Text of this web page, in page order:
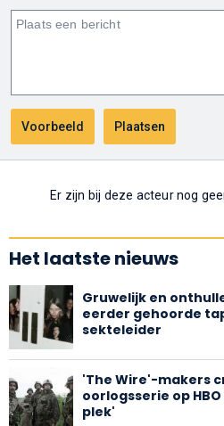
Er zijn bij deze acteur nog
Het laatste nieuws
Gruwelijk en
eerder gehoorde
sekteleider
'The Wire'-makers
oorlogsserie op
plek'